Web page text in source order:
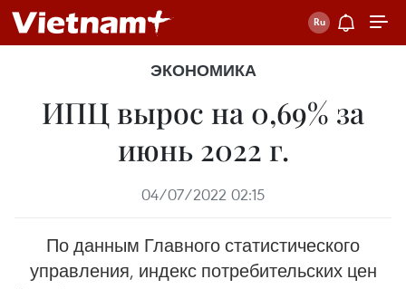
ЭКОНОМИКА
ИПЦ вырос на 0,69% за
июнь 2022 г.
04/07/2022 02:15
По данным Главного статистического
управления, индекс потребительских цен